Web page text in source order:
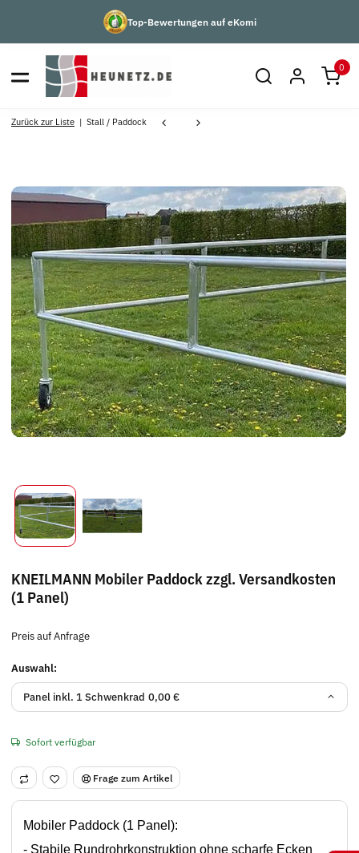
Top-Bewertungen auf eKomi
0
Zurück zur Liste Stall / Paddock
KNEILMANN Mobiler Paddock zzgl. Versandkosten
(1 Panel)
Preis auf Anfrage
Auswahl:
Panel inkl. 1 Schwenkrad 0,00 €
Sofort verfügbar
Frage zum Artikel
Mobiler Paddock (1 Panel):
- Stabile Rundrohrkonstruktion ohne scharfe Ecken